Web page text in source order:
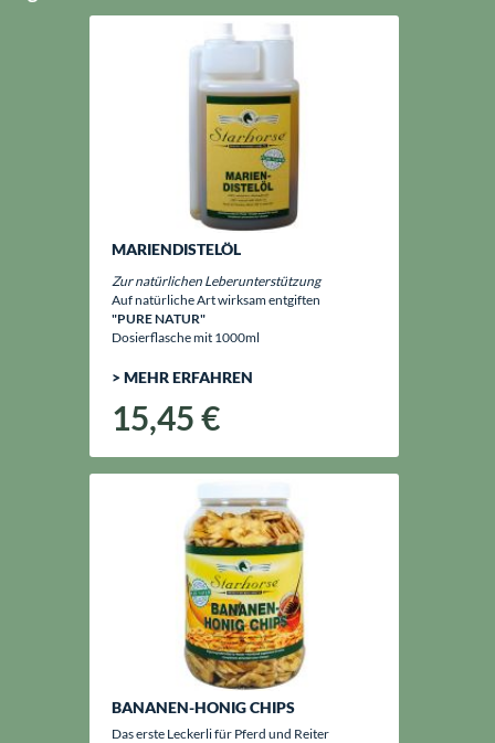
MARIENDISTELÖL
Zur natürlichen Leberunterstützung
Auf natürliche Art wirksam entgiften
"PURE NATUR"
Dosierflasche mit 1000ml
> MEHR ERFAHREN
15,45 €
BANANEN-HONIG CHIPS
Das erste Leckerli für Pferd und Reiter